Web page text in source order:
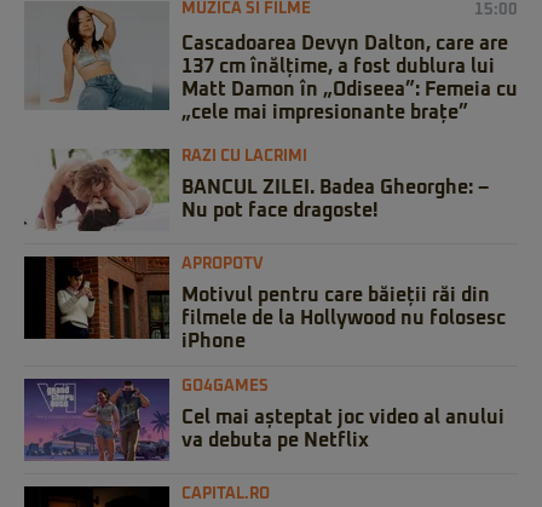
MUZICA SI FILME 15:00
Cascadoarea Devyn Dalton, care are
137 cm înălțime, a fost dublura lui
Matt Damon în „Odiseea”: Femeia cu
„cele mai impresionante brațe”
RAZI CU LACRIMI
BANCUL ZILEI. Badea Gheorghe: –
Nu pot face dragoste!
APROPOTV
Motivul pentru care băieții răi din
filmele de la Hollywood nu folosesc
iPhone
GO4GAMES
Cel mai așteptat joc video al anului
va debuta pe Netflix
CAPITAL.RO